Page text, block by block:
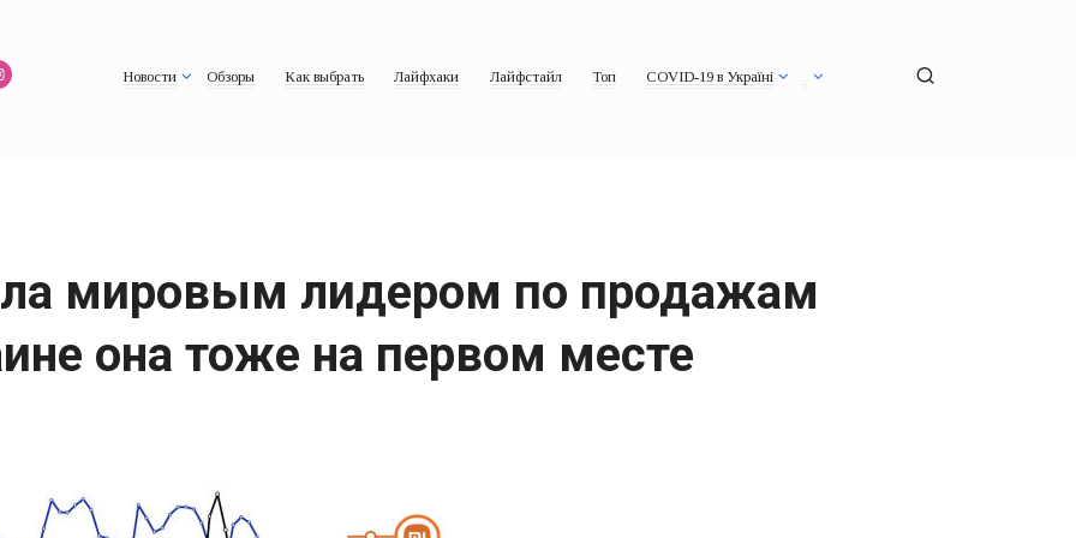
Новости Обзоры Как выбрать Лайфхаки Лайфстайл Топ COVID-19 в Україні
мировым лидером по продажам
она тоже на первом месте